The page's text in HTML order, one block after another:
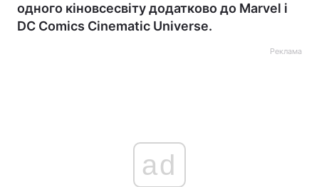
одного кіновсесвіту додатково до Marvel і
DC Comics Cinematic Universe.
Реклама
ad